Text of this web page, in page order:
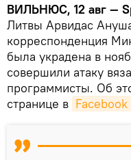
ВИЛЬНЮС, 12 авг —
Литвы Арвидас
корреспонденция
была украдена в
совершили атаку
программисты. Об
странице в Facebook